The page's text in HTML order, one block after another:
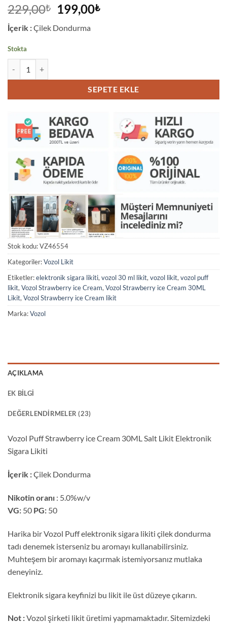
23
müşteri
puanına
5
4.78puan
aldı
229,00₺
Orijinal
fiyat:
229,00₺.
199,00₺Şu
İçerik :Çilek Dondurma
Stokta
SEPETE EKLE
Stok kodu:VZ46554
Kategoriler:Vozol Likit
Etiketler:elektronik sigara likiti, vozol 30 ml likit, vozol likit, vozol puff
likit, Vozol Strawberry ice Cream, Vozol Strawberry ice Cream 30ML
Likit, Vozol Strawberry ice Cream likit
Marka:Vozol
AÇIKLAMA
EK BILGI
DEĞERLENDIRMELER (23)
Vozol Puff Strawberry ice Cream 30ML Salt Likit Elektronik
Sigara Likiti
İçerik :Çilek Dondurma
Nikotin oranı : 5.0%w/v
VG: 50 PG: 50
Harika bir Vozol Puff elektronik sigara likiti çilek dondurma
tadı denemek isterseniz bu aromayı kullanabilirsiniz.
Muhteşem bir aromayı kaçırmak istemiyorsanız mutlaka
deneyiniz.
Elektronik sigara keyfinizi bu likit ile üst düzeye çıkarın.
Not :Vozol şirketi likit üretimi yapmamaktadır. Sitemizdeki